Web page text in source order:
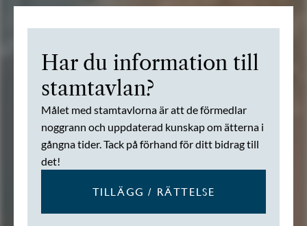
Har du information till
stamtavlan?
Målet med stamtavlorna är att de förmedlar
noggrann och uppdaterad kunskap om ätterna i
gångna tider. Tack på förhand för ditt bidrag till
det!
TILLÄGG / RÄTTELSE